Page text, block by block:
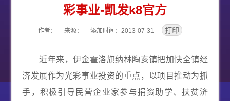
彩事业-凯发k8官方
作者： 来源： 添加时间：2013-07-31
近年来，伊金霍洛旗纳林陶亥镇把加快全镇经
济发展作为光彩事业投资的重点，以项目推动为抓
手，积极引导民营企业家参与捐资助学、扶贫济